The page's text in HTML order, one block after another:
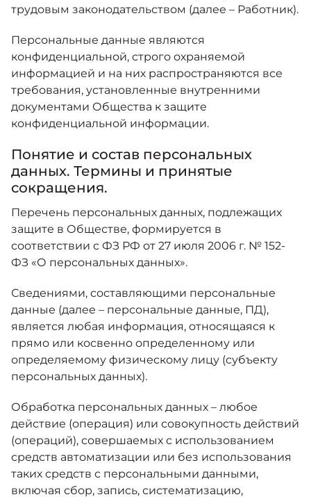
трудовым законодательством (далее – Работник).
Персональные данные являются
конфиденциальной, строго охраняемой
информацией и на них распространяются все
требования, установленные внутренними
документами Общества к защите
конфиденциальной информации.
Понятие и состав персональных
данных. Термины и принятые
сокращения.
Перечень персональных данных, подлежащих
защите в Обществе, формируется в
соответствии с ФЗ РФ от 27 июля 2006 г. № 152-
ФЗ «О персональных данных».
Сведениями, составляющими персональные
данные (далее – персональные данные, ПД),
является любая информация, относящаяся к
прямо или косвенно определенному или
определяемому физическому лицу (субъекту
персональных данных).
Обработка персональных данных – любое
действие (операция) или совокупность действий
(операций), совершаемых с использованием
средств автоматизации или без использования
таких средств с персональными данными,
включая сбор, запись, систематизацию,